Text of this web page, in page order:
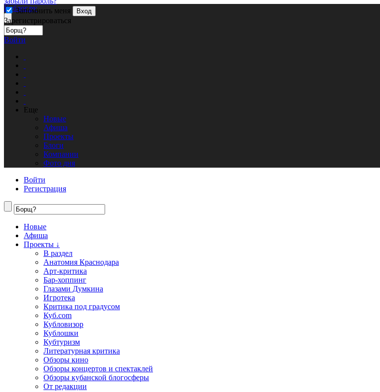
Запомнить меня
Вход
Зарегистрироваться
Кублог.ру
Войти
Еще
Новые
Афиша
Проекты
Блоги
Компании
Фото дня
Войти
Регистрация
Новые
Афиша
Проекты ↓
В раздел
Анатомия Краснодара
Арт-критика
Бар-хоппинг
Глазами Думкина
Игротека
Критика под градусом
Куб.com
Кубловизор
Кублошки
Кубтуризм
Литературная критика
Обзоры кино
Обзоры концертов и спектаклей
Обзоры кубанской блогосферы
От редакции